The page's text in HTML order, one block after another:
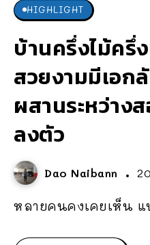
HIGHLIGHT
บ้านครึ่งไม้ครึ่
สวยงามมีเอ
ผสานระหว่าง
ลงตัว
Dao Naibann
หลายคนคงเคยเห็น